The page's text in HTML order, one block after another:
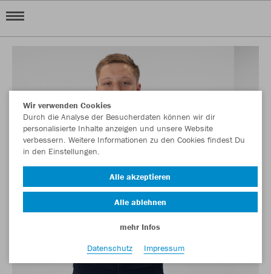
Wir verwenden Cookies
Durch die Analyse der Besucherdaten können wir dir
personalisierte Inhalte anzeigen und unsere Website
verbessern. Weitere Informationen zu den Cookies findest Du
in den Einstellungen.
Alle akzeptieren
Alle ablehnen
mehr Infos
Datenschutz
Impressum